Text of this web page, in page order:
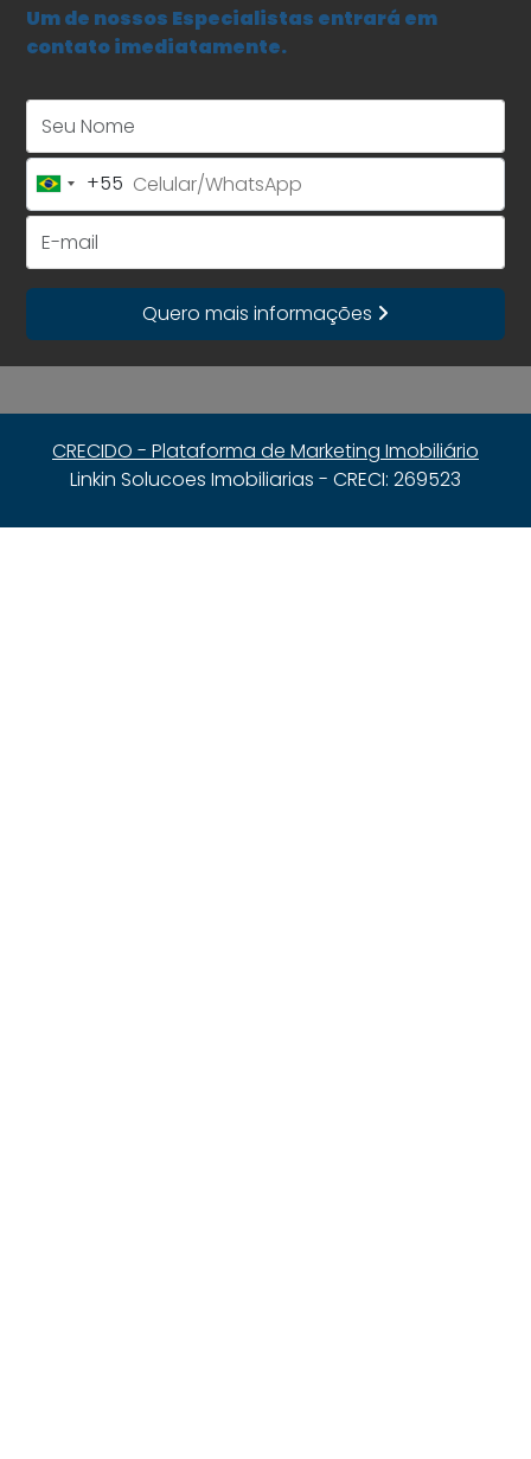
Um de nossos Especialistas entrará em
contato imediatamente.
Brazil
+55
+55
Quero mais informações
CRECIDO - Plataforma de Marketing Imobiliário
Linkin Solucoes Imobiliarias - CRECI: 269523